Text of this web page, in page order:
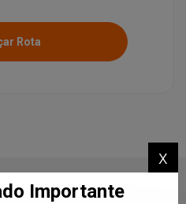
Rota
x
Importante